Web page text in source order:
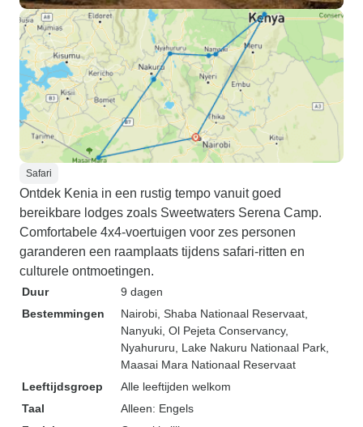
Safari
Ontdek Kenia in een rustig tempo vanuit goed
bereikbare lodges zoals Sweetwaters Serena Camp.
Comfortabele 4x4-voertuigen voor zes personen
garanderen een raamplaats tijdens safari-ritten en
culturele ontmoetingen.
Duur
9 dagen
Bestemmingen
Nairobi , Shaba Nationaal Reservaat
Nanyuki , Ol Pejeta Conservancy,
Nyahururu , Lake Nakuru Nationaal Park
Maasai Mara Nationaal Reservaat
Leeftijdsgroep
Alle leeftijden welkom
Taal
Alleen: Engels